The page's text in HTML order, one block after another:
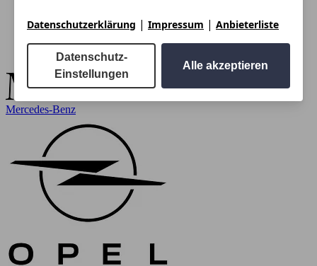
Mercedes-Benz
Datenschutzerklärung | Impressum | Anbieterliste
Datenschutz-
Einstellungen
Alle akzeptieren